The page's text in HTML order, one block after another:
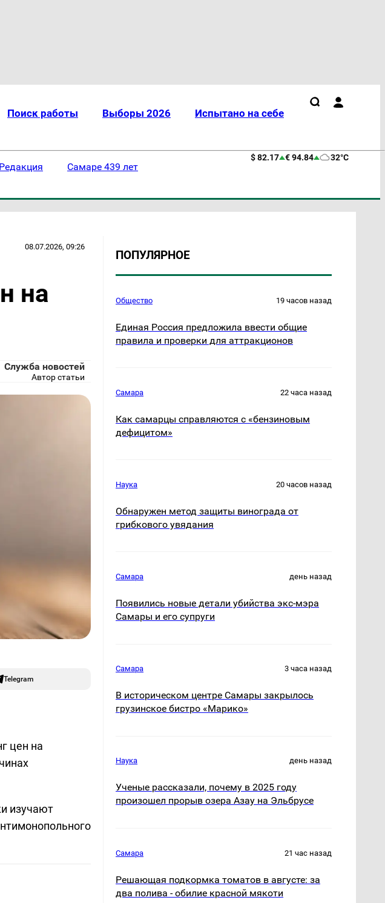
Поиск работы Выборы 2026 Испытано на себе
Редакция Самаре 439 лет
$ 82.17 € 94.84 32°C
08.07.2026, 09:26
на
Служба новостей
Автор статьи
Telegram
цен на
изучают
ПОПУЛЯРНОЕ
Общество 19 часов назад
Единая Россия предложила ввести общие
правила и проверки для аттракционов
Самара 22 часа назад
Как самарцы справляются с «бензиновым
дефицитом»
Наука 20 часов назад
Обнаружен метод защиты винограда от
грибкового увядания
Самара день назад
Появились новые детали убийства экс-мэра
Самары и его супруги
Самара 3 часа назад
В историческом центре Самары закрылось
грузинское бистро «Марико»
Наука день назад
Ученые рассказали, почему в 2025 году
произошел прорыв озера Азау на Эльбрусе
Самара 21 час назад
Решающая подкормка томатов в августе: за
два полива - обилие красной мякоти